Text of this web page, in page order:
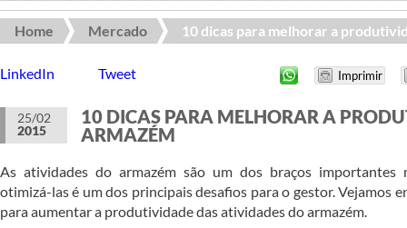
Home Mercado 10 dicas para melhorar a
LinkedIn Tweet
25/02
2015
10 DICAS PARA MELHORAR A
ARMAZÉM
As atividades do armazém são um dos braços importantes
otimizá-las é um dos principais desafios para o gestor. Vejamos
para aumentar a produtividade das atividades do armazém.